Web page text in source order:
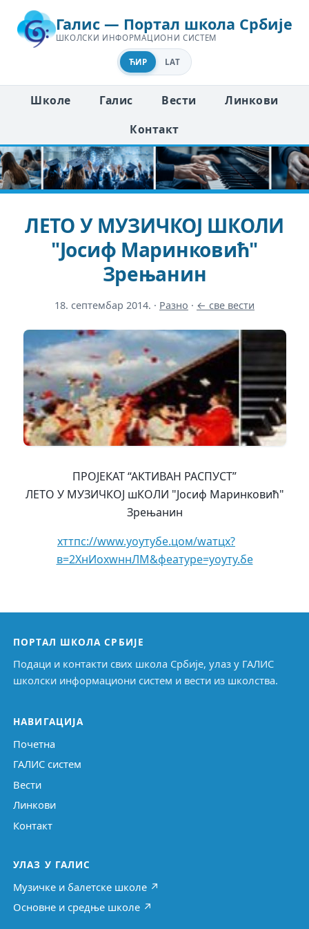
Галис — Портал школа Србије
ШКОЛСКИ ИНФОРМАЦИОНИ СИСТЕМ
ЋИР LAT
Школе Галис Вести
Линкови
Контакт
ЛЕТО У МУЗИЧКОЈ ШКОЛИ
"Јосиф Маринковић"
Зрењанин
18. септембар 2014. · Разно · ← све вести
ПРОЈЕКАТ “АКТИВАН РАСПУСТ”
ЛЕТО У МУЗИЧКОЈ шКОЛИ "Јосиф Маринковић"
Зрењанин
хттпс://www.yоутубе.цом/wатцх?
в=2ХнИоxwннЛМ&феатуре=yоуту.бе
ПОРТАЛ ШКОЛА СРБИЈЕ
Подаци и контакти свих школа Србије, улаз у ГАЛИС
школски информациони систем и вести из школства.
НАВИГАЦИЈА
Почетна
ГАЛИС систем
Вести
Линкови
Контакт
УЛАЗ У ГАЛИС
Музичке и балетске школе ↗
Основне и средње школе ↗